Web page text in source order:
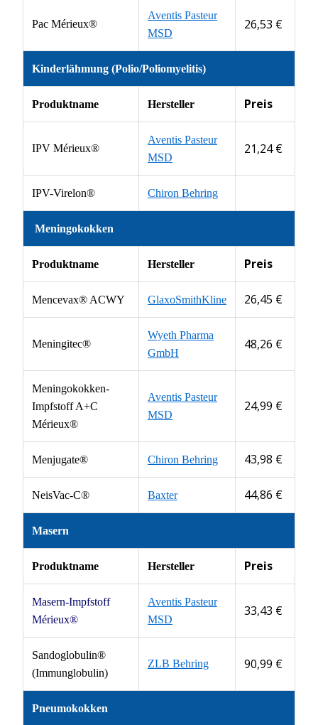
Pac Mérieux®
Aventis Pasteur
MSD
26,53 €
Kinderlähmung (Polio/Poliomyelitis)
Produktname Hersteller Preis
IPV Mérieux®
Aventis Pasteur
MSD
21,24 €
IPV-Virelon® Chiron Behring
Meningokokken
Produktname Hersteller Preis
Mencevax® ACWY GlaxoSmithKline 26,45 €
Meningitec®
Wyeth Pharma
GmbH
48,26 €
Meningokokken-
Impfstoff A+C
Mérieux®
Aventis Pasteur
MSD
24,99 €
Menjugate® Chiron Behring 43,98 €
NeisVac-C® Baxter 44,86 €
Masern
Produktname Hersteller Preis
Masern-Impfstoff
Mérieux®
Aventis Pasteur
MSD
33,43 €
Sandoglobulin®
(Immunglobulin)
ZLB Behring 90,99 €
Pneumokokken